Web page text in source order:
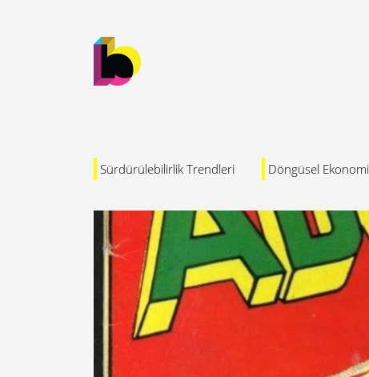
Sürdürülebilirlik Trendleri Döngüsel Ekonomi